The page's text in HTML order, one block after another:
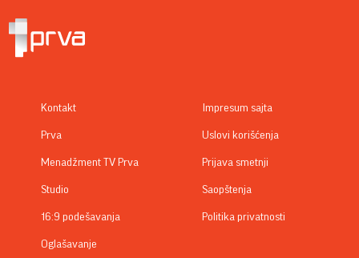
Kontakt
Prva
Menadžment TV Prva
Studio
16:9 podešavanja
Oglašavanje
Impresum sajta
Uslovi korišćenja
Prijava smetnji
Saopštenja
Politika privatnosti